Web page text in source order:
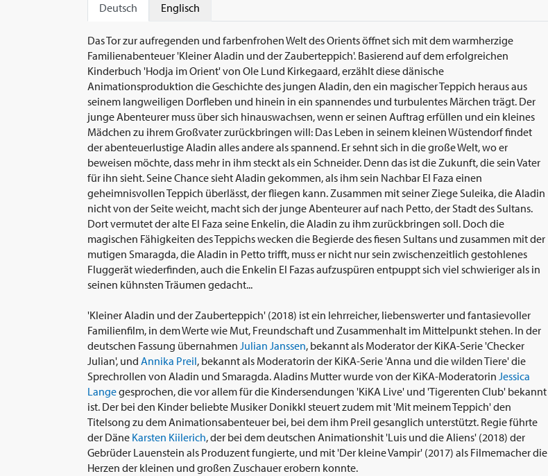
Deutsch Englisch
Das Tor zur aufregenden und farbenfrohen Welt des Orients öffnet sich mit dem warmherzige
Familienabenteuer 'Kleiner Aladin und der Zauberteppich'. Basierend auf dem erfolgreichen
Kinderbuch 'Hodja im Orient' von Ole Lund Kirkegaard, erzählt diese dänische
Animationsproduktion die Geschichte des jungen Aladin, den ein magischer Teppich heraus aus
seinem langweiligen Dorfleben und hinein in ein spannendes und turbulentes Märchen trägt. Der
junge Abenteurer muss über sich hinauswachsen, wenn er seinen Auftrag erfüllen und ein kleines
Mädchen zu ihrem Großvater zurückbringen will: Das Leben in seinem kleinen Wüstendorf findet
der abenteuerlustige Aladin alles andere als spannend. Er sehnt sich in die große Welt, wo er
beweisen möchte, dass mehr in ihm steckt als ein Schneider. Denn das ist die Zukunft, die sein Vater
für ihn sieht. Seine Chance sieht Aladin gekommen, als ihm sein Nachbar El Faza einen
geheimnisvollen Teppich überlässt, der fliegen kann. Zusammen mit seiner Ziege Suleika, die Aladin
nicht von der Seite weicht, macht sich der junge Abenteurer auf nach Petto, der Stadt des Sultans.
Dort vermutet der alte El Faza seine Enkelin, die Aladin zu ihm zurückbringen soll. Doch die
magischen Fähigkeiten des Teppichs wecken die Begierde des fiesen Sultans und zusammen mit der
mutigen Smaragda, die Aladin in Petto trifft, muss er nicht nur sein zwischenzeitlich gestohlenes
Fluggerät wiederfinden, auch die Enkelin El Fazas aufzuspüren entpuppt sich viel schwieriger als in
seinen kühnsten Träumen gedacht...
'Kleiner Aladin und der Zauberteppich' (2018) ist ein lehrreicher, liebenswerter und fantasievoller
Familienfilm, in dem Werte wie Mut, Freundschaft und Zusammenhalt im Mittelpunkt stehen. In der
deutschen Fassung übernahmen Julian Janssen, bekannt als Moderator der KiKA-Serie 'Checker
Julian', und Annika Preil, bekannt als Moderatorin der KiKA-Serie 'Anna und die wilden Tiere' die
Sprechrollen von Aladin und Smaragda. Aladins Mutter wurde von der KiKA-Moderatorin Jessica
Langegesprochen, die vor allem für die Kindersendungen 'KiKA Live' und 'Tigerenten Club' bekannt
ist. Der bei den Kinder beliebte Musiker Donikkl steuert zudem mit 'Mit meinem Teppich' den
Titelsong zu dem Animationsabenteuer bei, bei dem ihm Preil gesanglich unterstützt. Regie führte
der Däne Karsten Kiilerich, der bei dem deutschen Animationshit 'Luis und die Aliens' (2018) der
Gebrüder Lauenstein als Produzent fungierte, und mit 'Der kleine Vampir' (2017) als Filmemacher die
Herzen der kleinen und großen Zuschauer erobern konnte.